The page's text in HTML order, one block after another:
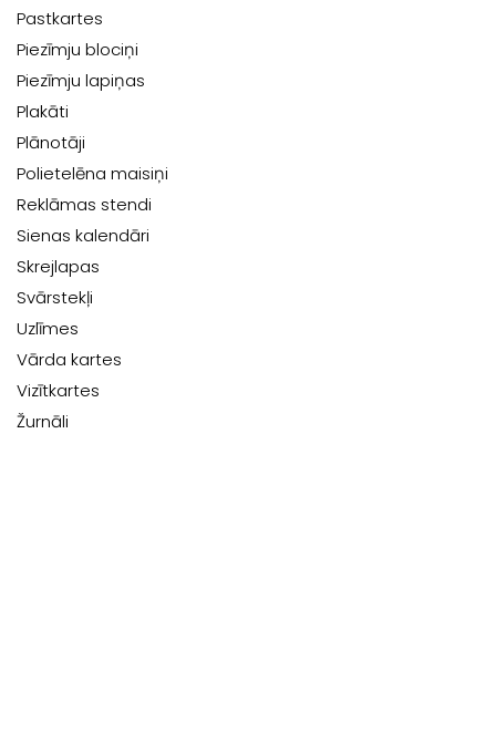
Pastkartes
Piezīmju blociņi
Piezīmju lapiņas
Plakāti
Plānotāji
Polietelēna maisiņi
Reklāmas stendi
Sienas kalendāri
Skrejlapas
Svārstekļi
Uzlīmes
Vārda kartes
Vizītkartes
Žurnāli